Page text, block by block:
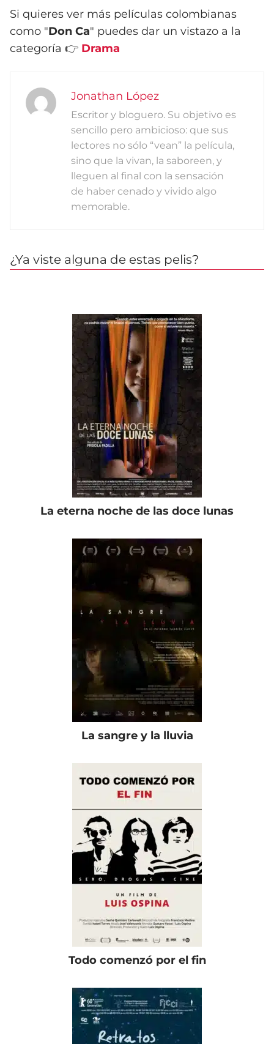
Si quieres ver más películas colombianas
como "Don Ca" puedes dar un vistazo a la
categoría 👉 Drama
Jonathan López
Escritor y bloguero. Su objetivo es
sencillo pero ambicioso: que sus
lectores no sólo “vean” la película,
sino que la vivan, la saboreen, y
lleguen al final con la sensación
de haber cenado y vivido algo
memorable.
¿Ya viste alguna de estas pelis?
La eterna noche de las doce lunas
La sangre y la lluvia
Todo comenzó por el fin